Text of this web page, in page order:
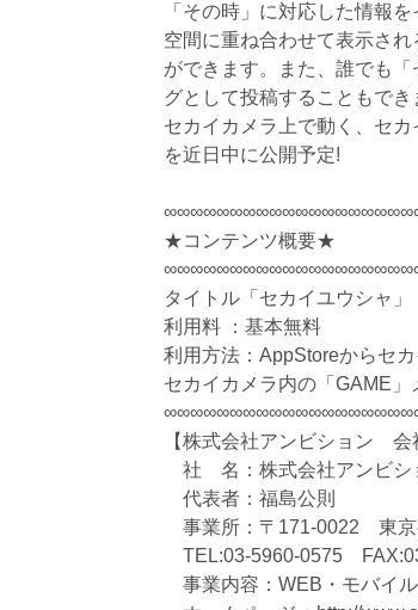
「その時」に対応した情報
空間に重ね合わせて表示され
ができます。また、誰でも
グとして投稿することもでき
セカイカメラ上で動く、セ
を近日中に公開予定!
★コンテンツ概要★
タイトル「セカイユウシャ」
利用料 ：基本無料
利用方法：AppStoreからセ
セカイカメラ内の「GAME
【株式会社アンビション 会
社 名：株式会社アンビシ
代表者：福島公則
事業所：〒171-0022 東京
TEL:03-5960-0575
事業内容：WEB・モバイ